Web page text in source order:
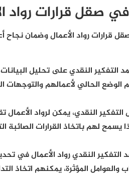
صقل قرارات رواد
قرارات رواد الأعمال وضمان
التفكير النقدي على تحليل
الحالي لأعمالهم والتوجهات
النقدي، يمكن لرواد الأعمال
يسمح لهم باتخاذ القرارات
التفكير النقدي رواد الأعمال في
والعوامل المؤثرة، يمكنهم اتخاذ